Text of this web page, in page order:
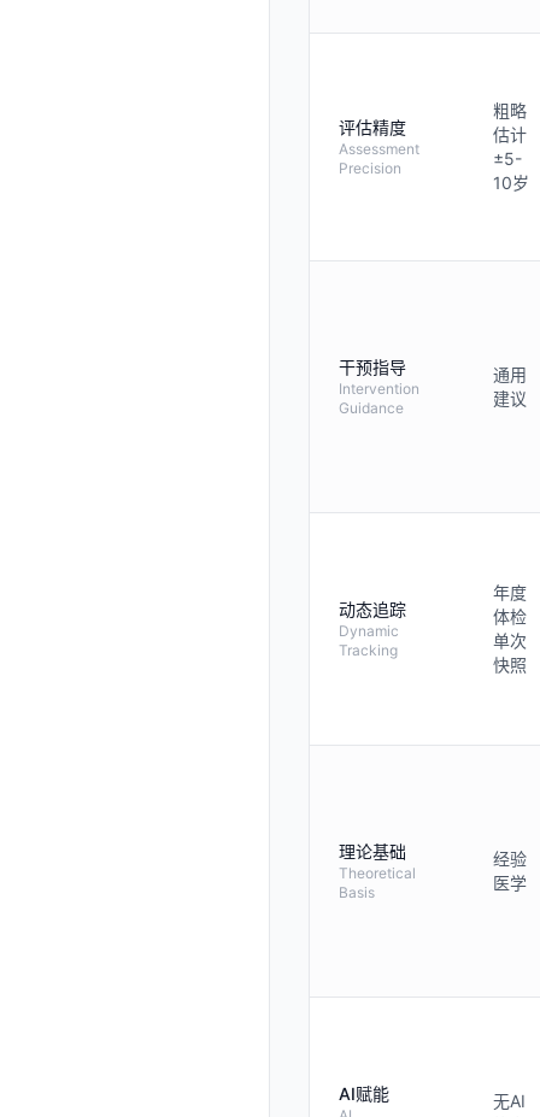
评估精度
Assessment
Precision
粗略
估计
±5-
10岁
干预指导
Intervention
Guidance
通用
建议
动态追踪
Dynamic
Tracking
年度
体检
单次
快照
理论基础
Theoretical
Basis
经验
医学
AI赋能
无AI